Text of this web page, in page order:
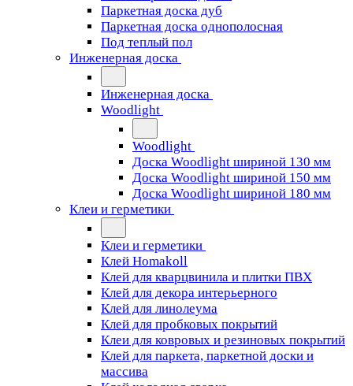
Паркетная доска дуб
Паркетная доска однополосная
Под теплый пол
Инженерная доска
Инженерная доска
Woodlight
Woodlight
Доска Woodlight шириной 130 мм
Доска Woodlight шириной 150 мм
Доска Woodlight шириной 180 мм
Клеи и герметики
Клеи и герметики
Клей Homakoll
Клей для кварцвинила и плитки ПВХ
Клей для декора интерьерного
Клей для линолеума
Клей для пробковых покрытий
Клеи для ковровых и резиновых покрытий
Клей для паркета, паркетной доски и
массива